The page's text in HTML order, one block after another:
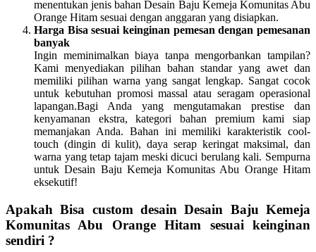
menentukan jenis bahan Desain Baju Kemeja Komunitas Abu
Orange Hitam sesuai dengan anggaran yang disiapkan.
Harga Bisa sesuai keinginan pemesan dengan pemesanan
banyak
Ingin meminimalkan biaya tanpa mengorbankan tampilan?
Kami menyediakan pilihan bahan standar yang awet dan
memiliki pilihan warna yang sangat lengkap. Sangat cocok
untuk kebutuhan promosi massal atau seragam operasional
lapangan.Bagi Anda yang mengutamakan prestise dan
kenyamanan ekstra, kategori bahan premium kami siap
memanjakan Anda. Bahan ini memiliki karakteristik cool-
touch (dingin di kulit), daya serap keringat maksimal, dan
warna yang tetap tajam meski dicuci berulang kali. Sempurna
untuk Desain Baju Kemeja Komunitas Abu Orange Hitam
eksekutif!
Apakah Bisa custom desain Desain Baju Kemeja
Komunitas Abu Orange Hitam sesuai keinginan
sendiri ?